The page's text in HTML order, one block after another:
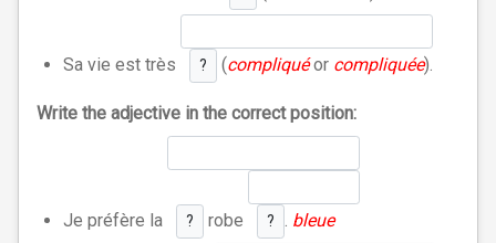
Sa vie est très ? (compliquéor compliquée).
Write the adjective in the correct position:
Je préfère la ? robe ? bleue